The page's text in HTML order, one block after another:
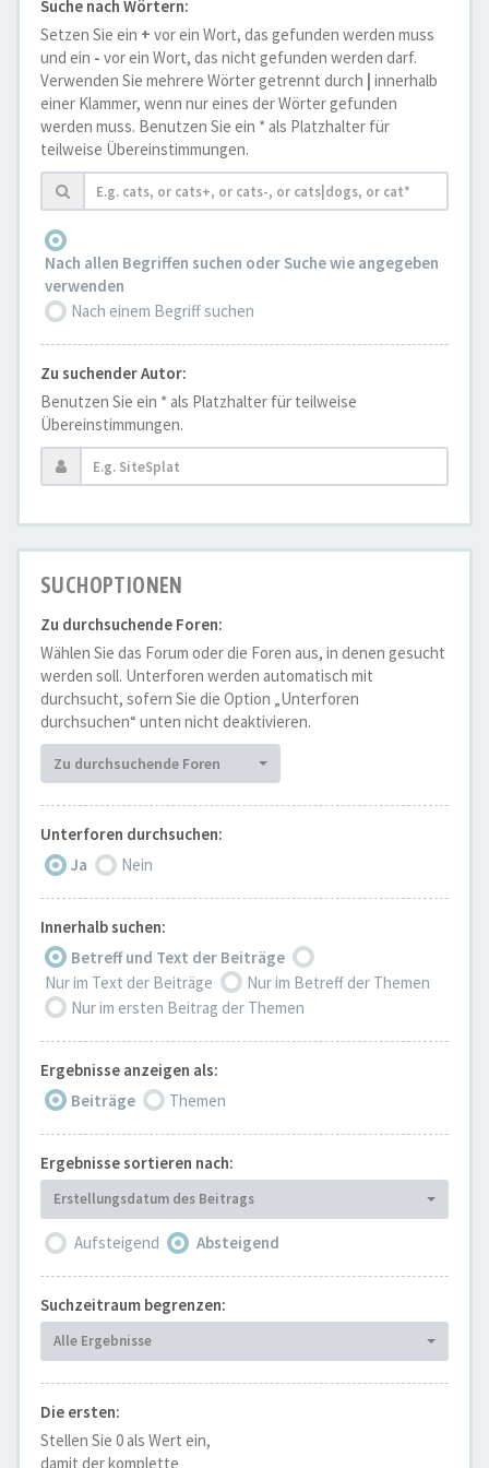
Suche nach Wörtern:
Setzen Sie ein + vor ein Wort, das gefunden werden muss
und ein - vor ein Wort, das nicht gefunden werden darf.
Verwenden Sie mehrere Wörter getrennt durch | innerhalb
einer Klammer, wenn nur eines der Wörter gefunden
werden muss. Benutzen Sie ein * als Platzhalter für
teilweise Übereinstimmungen.
Nach allen Begriffen suchen oder Suche wie angegeben
verwenden
Nach einem Begriff suchen
Zu suchender Autor:
Benutzen Sie ein * als Platzhalter für teilweise
Übereinstimmungen.
SUCHOPTIONEN
Zu durchsuchende Foren:
Wählen Sie das Forum oder die Foren aus, in denen gesucht
werden soll. Unterforen werden automatisch mit
durchsucht, sofern Sie die Option „Unterforen
durchsuchen“ unten nicht deaktivieren.
Zu durchsuchende Foren
Unterforen durchsuchen:
Ja
Nein
Innerhalb suchen:
Betreff und Text der Beiträge
Nur im Text der Beiträge
Nur im Betreff der Themen
Nur im ersten Beitrag der Themen
Ergebnisse anzeigen als:
Beiträge
Themen
Ergebnisse sortieren nach:
Erstellungsdatum des Beitrags
Aufsteigend Absteigend
Suchzeitraum begrenzen:
Alle Ergebnisse
Die ersten:
Stellen Sie 0 als Wert ein,
damit der komplette